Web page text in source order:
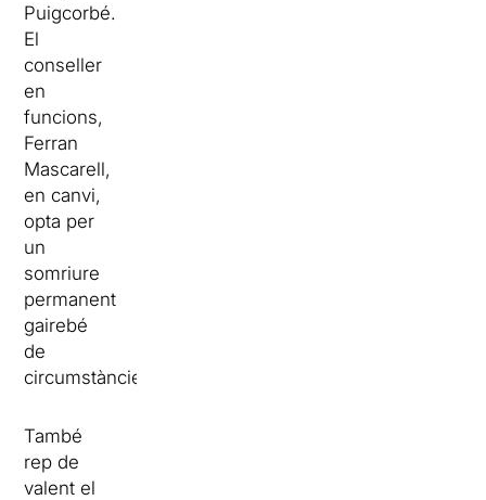
Puigcorbé.
El
conseller
en
funcions,
Ferran
Mascarell,
en canvi,
opta per
un
somriure
permanent
gairebé
de
circumstàncies.
També
rep de
valent el